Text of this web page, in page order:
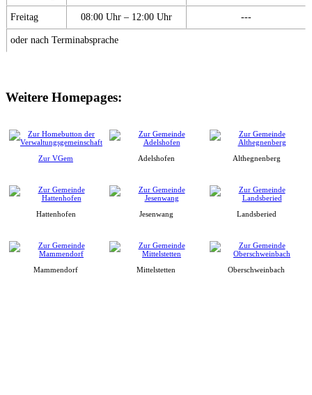
Freitag 08:00 Uhr – 12:00 Uhr ---
oder nach Terminabsprache
Weitere Homepages:
Zur VGem Adelshofen Althegnenberg
Hattenhofen Jesenwang Landsberied
Mammendorf Mittelstetten Oberschweinbach